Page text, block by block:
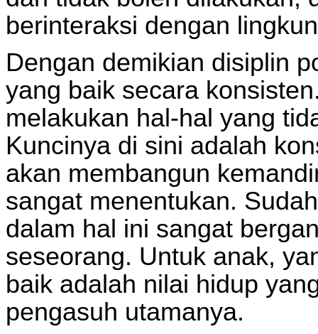
berinteraksi dengan
Dengan demikian disiplin
yang baik secara
melakukan hal-hal yang
Kuncinya di sini adalah
akan membangun
sangat menentukan.
dalam hal ini sangat
seseorang. Untuk anak,
baik adalah nilai hidup
pengasuh utamanya.